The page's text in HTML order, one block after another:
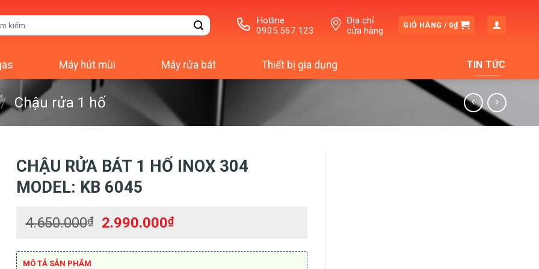
Hotline
0905.567.123
Địa chỉ
cửa hàng
GIỎ HÀNG / 0₫
Máy hút mùi Máy rửa bát Thiết bị gia dụng TIN TỨC
/ Chậu rửa 1 hố
CHẬU RỬA BÁT 1 HỐ INOX 304
MODEL: KB 6045
4.650.000₫
Giá
là:
2.990.000₫Giá
tại
MÔ TẢ SẢN PHẨM